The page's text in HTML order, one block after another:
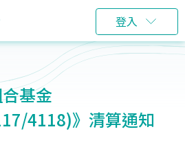
登入
基金
4118)》清算通知